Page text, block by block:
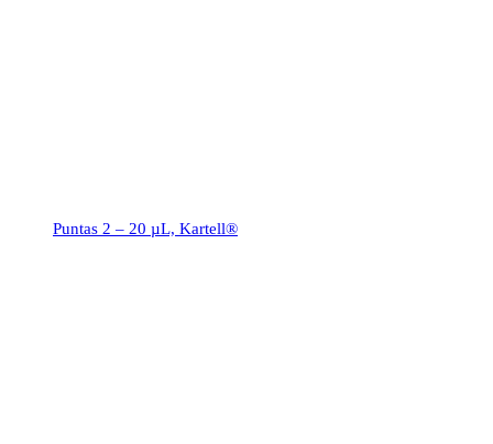
Puntas 2 – 20 µL, Kartell®